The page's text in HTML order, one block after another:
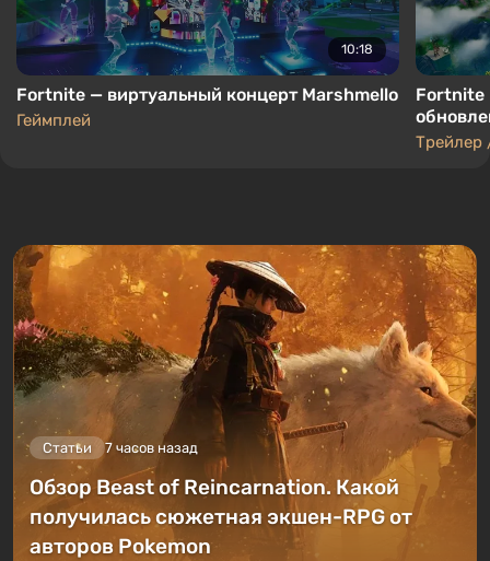
10:18
Fortnite — виртуальный концерт Marshmello
Геймплей
Fortnite
Трейлер
Статьи 7 часов назад
Обзор Beast of Reincarnation. Какой
получилась сюжетная экшен-RPG от
авторов Pokemon